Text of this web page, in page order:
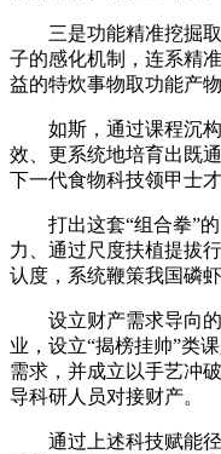
三是功能精准挖掘取
子的感化机制，连系精
益的特炊事物取功能产
如斯，通过课程沉构
效、更系统地培育出既
下一代食物科技领甲士才
打出这套“组合拳”的
力、通过尺度扶植提拔
认度，系统鞭策我国磷
设立财产需求导向的
业，设立“揭榜挂帅”类
需求，并成立以手艺冲
导科研人员对接财产。
通过上述科技赋能径